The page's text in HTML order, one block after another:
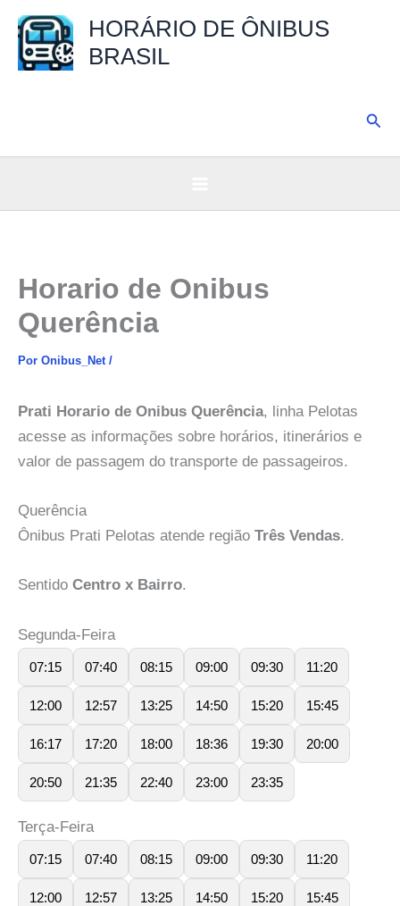
para
HORÁRIO DE ÔNIBUS
BRASIL
Horario de Onibus
Querência
Por Onibus_Net /
Prati Horario de Onibus Querência, linha Pelotas
acesse as informações sobre horários, itinerários e
valor de passagem do transporte de passageiros.
Querência
Ônibus Prati Pelotas atende região Três Vendas.
Sentido Centro x Bairro.
Segunda-Feira
07:15 07:40 08:15 09:00 09:30 11:20
12:00 12:57 13:25 14:50 15:20 15:45
16:17 17:20 18:00 18:36 19:30 20:00
20:50 21:35 22:40 23:00 23:35
Terça-Feira
07:15 07:40 08:15 09:00 09:30 11:20
12:00 12:57 13:25 14:50 15:20 15:45